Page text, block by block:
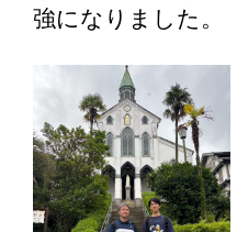
強になりました。